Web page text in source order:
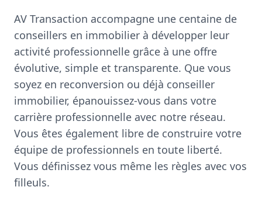
AV Transaction accompagne une centaine de
conseillers en immobilier à développer leur
activité professionnelle grâce à une offre
évolutive, simple et transparente. Que vous
soyez en reconversion ou déjà conseiller
immobilier, épanouissez-vous dans votre
carrière professionnelle avec notre réseau.
Vous êtes également libre de construire votre
équipe de professionnels en toute liberté.
Vous définissez vous même les règles avec vos
filleuls.